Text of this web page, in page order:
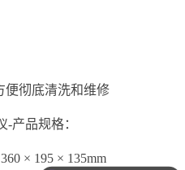
便彻底清洗和维修
-产品规格：
× 195 × 135mm